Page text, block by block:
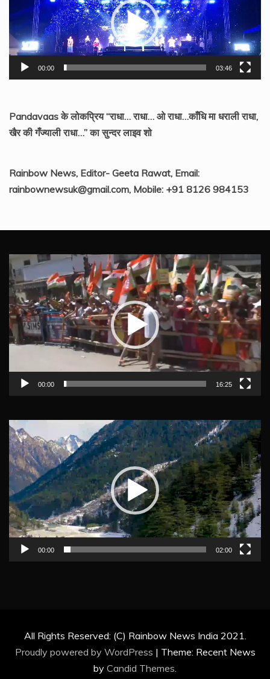
00:00 03:46
Pandavaas के लोकप्रिय “राधा… राधा… ओ राधा…काँधि मा धराली राधा,
खैर की गँज्याली राधा…” का सुन्दर लाइव शो
Rainbow News, Editor- Geeta Rawat, Email:
rainbownewsuk@gmail.com, Mobile: +91 8126 984153
Video
Player
00:00 16:25
Video
Player
00:00 02:00
All Rights Reserved: (C) Rainbow News India 2021.
Proudly powered by WordPress | Theme: Recent News
by Candid Themes